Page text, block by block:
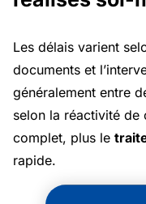
Les délais varient
documents et
généralement entre
selon la réactivité de
complet, plus le
rapide.